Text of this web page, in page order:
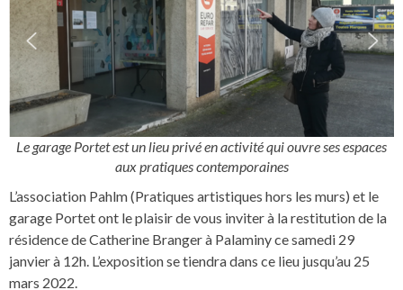
Le garage Portet est un lieu privé en activité qui ouvre ses espaces
aux pratiques contemporaines
L’association Pahlm (Pratiques artistiques hors les murs) et le
garage Portet ont le plaisir de vous inviter à la restitution de la
résidence de Catherine Branger à Palaminy ce samedi 29
janvier à 12h. L’exposition se tiendra dans ce lieu jusqu’au 25
mars 2022.